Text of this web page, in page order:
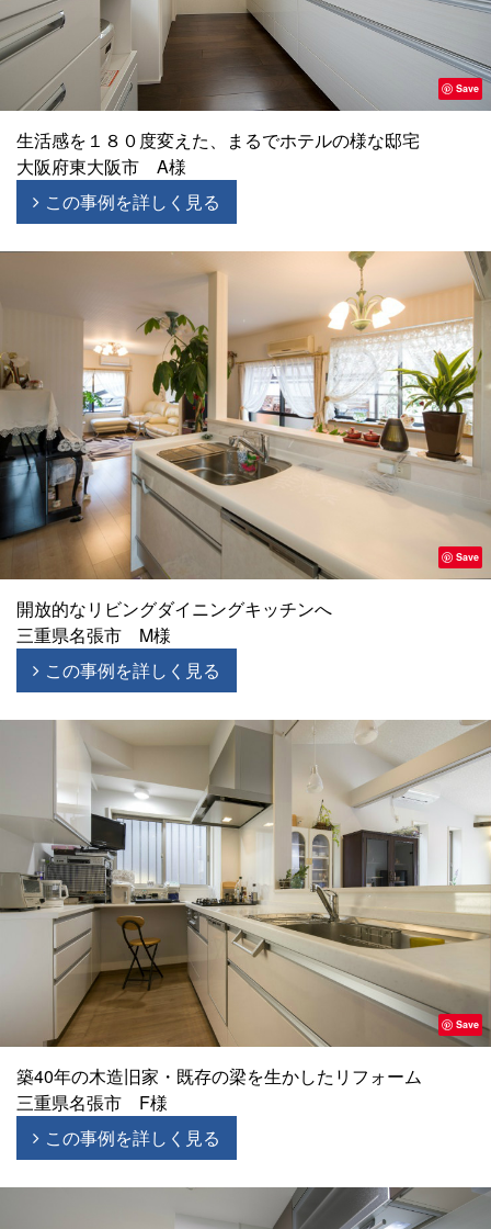
Save
生活感を１８０度変えた、まるでホテルの様な邸宅
大阪府東大阪市 A様
この事例を詳しく見る
Save
開放的なリビングダイニングキッチンへ
三重県名張市 M様
この事例を詳しく見る
Save
築40年の木造旧家・既存の梁を生かしたリフォーム
三重県名張市 F様
この事例を詳しく見る